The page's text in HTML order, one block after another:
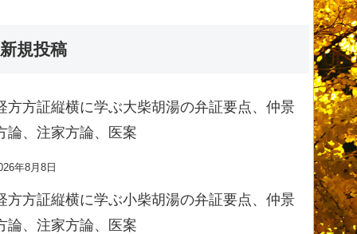
新規投稿
方方証縦横に学ぶ大柴胡湯の弁証要点、仲景
論、注家方論、医案
年8月8日
方方証縦横に学ぶ小柴胡湯の弁証要点、仲景
論、注家方論、医案